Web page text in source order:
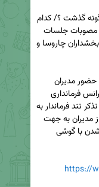
https://